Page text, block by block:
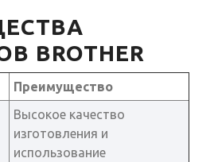
BROTHER
Преимущество
Высокое качество
изготовления и
использование